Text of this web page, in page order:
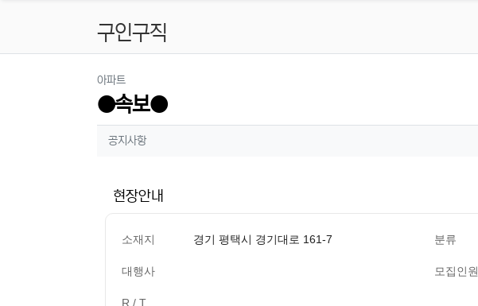
구인구직
아파트
●속보●
작성자 정보
공지사항작성
현장안내
소재지 경기 평택시 경기대로 161-7 분류
대행사 모집인원
R / T